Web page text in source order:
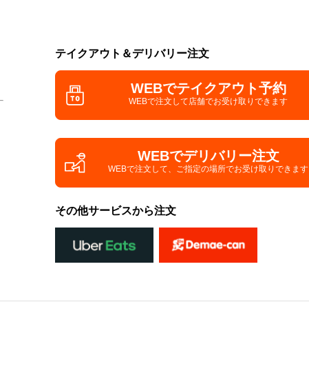
テイクアウト＆デリバリー注文
WEBでテイクアウト予約
WEBで注文して店舗でお受け取りできます
WEBでデリバリー注文
WEBで注文して、 ご指定の場所でお受け取りできます
その他サービスから注文